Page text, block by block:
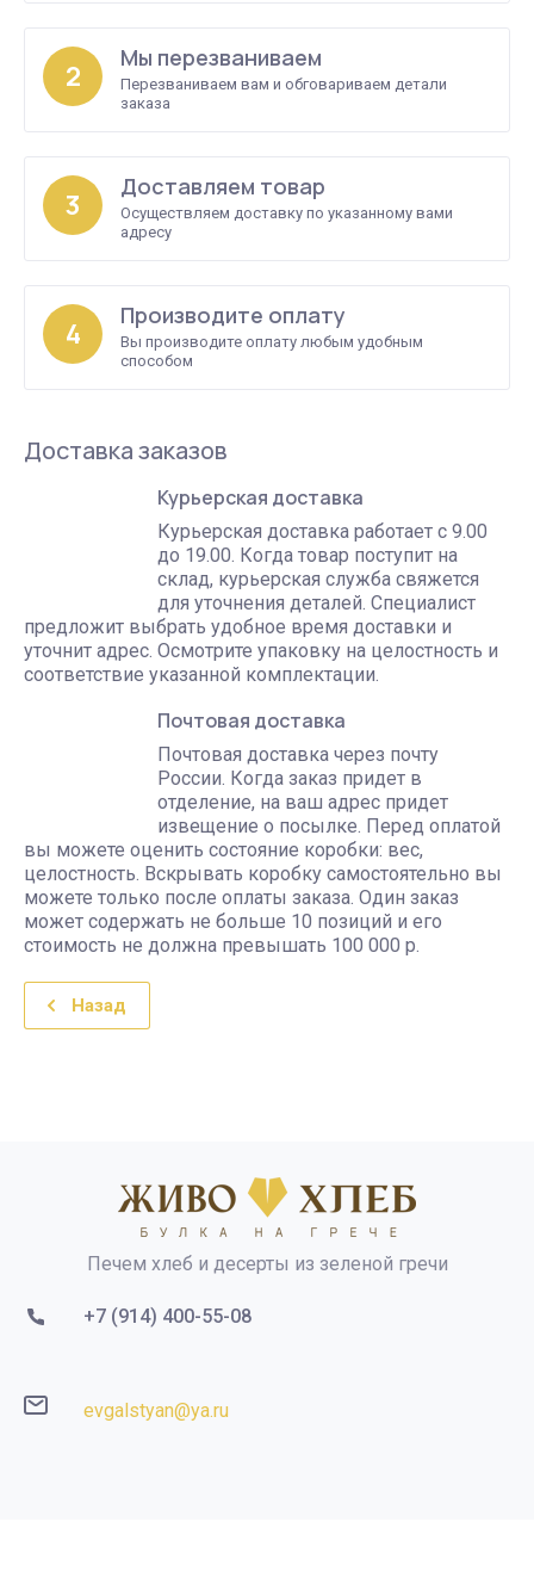
2
Мы перезваниваем
Перезваниваем вам и обговариваем детали
заказа
3
Доставляем товар
Осуществляем доставку по указанному вами
адресу
4
Производите оплату
Вы производите оплату любым удобным
способом
Доставка заказов
Курьерская доставка
Курьерская доставка работает с 9.00
до 19.00. Когда товар поступит на
склад, курьерская служба свяжется
для уточнения деталей. Специалист
предложит выбрать удобное время доставки и
уточнит адрес. Осмотрите упаковку на целостность и
соответствие указанной комплектации.
Почтовая доставка
Почтовая доставка через почту
России. Когда заказ придет в
отделение, на ваш адрес придет
извещение о посылке. Перед оплатой
вы можете оценить состояние коробки: вес,
целостность. Вскрывать коробку самостоятельно вы
можете только после оплаты заказа. Один заказ
может содержать не больше 10 позиций и его
стоимость не должна превышать 100 000 р.
Назад
Печем хлеб и десерты из зеленой гречи
+7 (914) 400-55-08
evgalstyan@ya.ru